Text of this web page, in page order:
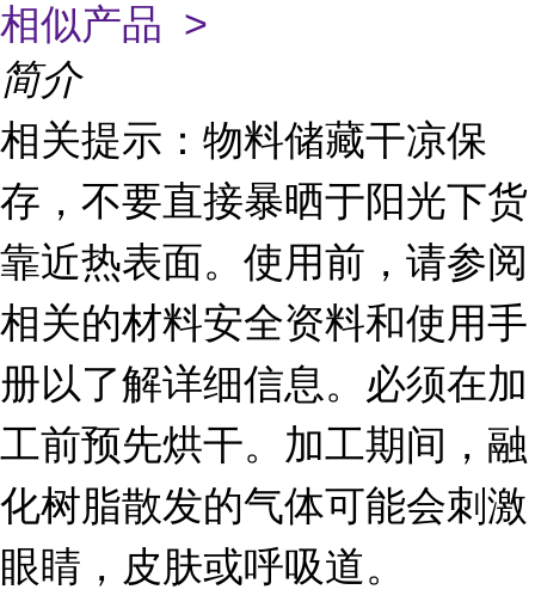
相似产品 >
简介
相关提示：物料储藏干凉保
存，不要直接暴晒于阳光下货
靠近热表面。使用前，请参阅
相关的材料安全资料和使用手
册以了解详细信息。必须在加
工前预先烘干。加工期间，融
化树脂散发的气体可能会刺激
眼睛，皮肤或呼吸道。